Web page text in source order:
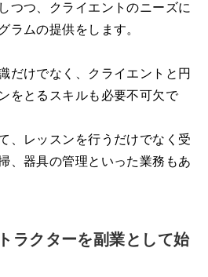
つつ、クライエントのニーズに
ラムの提供をします。
だけでなく、クライエントと円
をとるスキルも必要不可欠で
、レッスンを行うだけでなく受
、器具の管理といった業務もあ
ラクターを副業として始